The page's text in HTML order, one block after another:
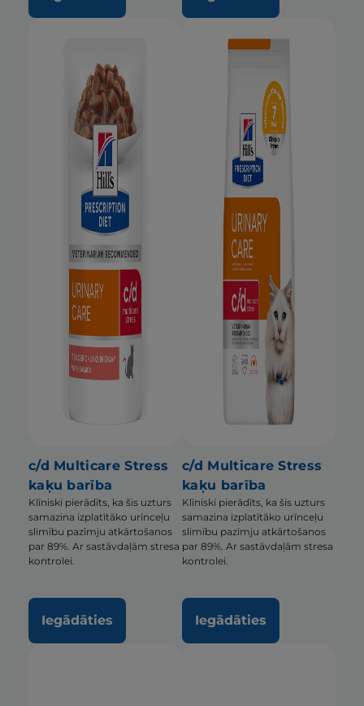
c/d Multicare Stress
kaķu barība
Klīniski pierādīts, ka šis uzturs
samazina izplatītāko urīnceļu
slimību pazīmju atkārtošanos
par 89%. Ar sastāvdaļām stresa
kontrolei.
Iegādāties
c/d Multicare Stress
kaķu barība
Klīniski pierādīts, ka šis uzturs
samazina izplatītāko urīnceļu
slimību pazīmju atkārtošanos
par 89%. Ar sastāvdaļām stresa
kontrolei.
Iegādāties